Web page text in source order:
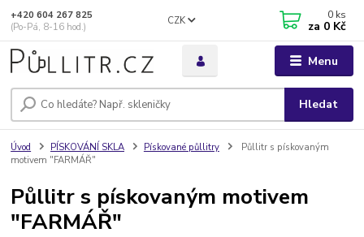
Menu
CZK
Hledat
+420 604 267 825
(Po-Pá, 8-16 hod.)
0 ks
za 0 Kč
Úvod PÍSKOVÁNÍ SKLA Pískované půllitry
Půllitr s pískovaným
motivem "FARMÁŘ"
Půllitr s pískovaným motivem
"FARMÁŘ"